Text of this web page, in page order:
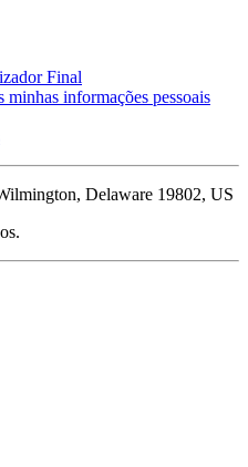
Final
minhas informações pessoais
Delaware 19802, US